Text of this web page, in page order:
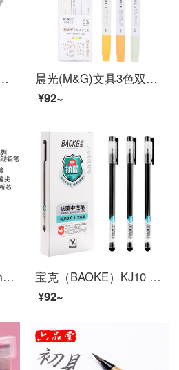
笔 米菲系列便携手账手绘笔 6支/袋FHM22501
晨光(M&G)文具3色双头荧光笔 办公学生通用重点标记笔 MASMARCU手账手绘记号笔 3支/盒AHMT6402
¥92~
晨光(M&G)文具0.5mm学生自动铅笔 防断铅活动铅笔 樱花雨系列绘图铅笔 单支装AMPJ3503
宝克（BAOKE）KJ10 抑菌全针管0.5mm大容量中性笔 一次性签字笔巨能写水笔 黑色 12支/盒
¥92~